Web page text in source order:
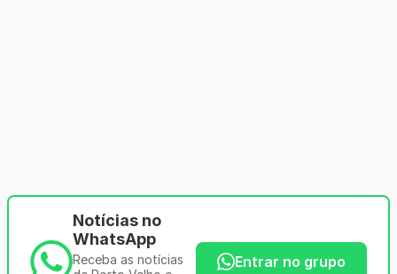
Notícias no
WhatsApp
Receba as notícias
Entrar no grupo